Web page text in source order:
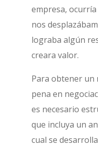
empresa,
nos
lograba algún
creara valor.
Para obtener un
pena en
es necesario
que incluya un
cual se